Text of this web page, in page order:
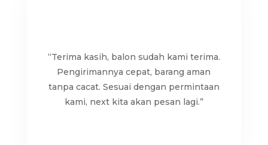
“Terima kasih, balon sudah kami terima.
Pengirimannya cepat, barang aman
tanpa cacat. Sesuai dengan permintaan
kami, next kita akan pesan lagi.”